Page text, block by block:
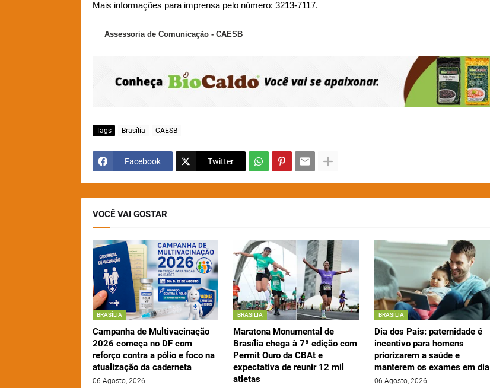
Mais informações para imprensa pelo número: 3213-7117.
Assessoria de Comunicação - CAESB
Tags Brasília CAESB
Facebook Twitter
VOCÊ VAI GOSTAR
BRASÍLIA
Campanha de Multivacinação
2026 começa no DF com
reforço contra a pólio e foco na
atualização da caderneta
06 Agosto, 2026
BRASÍLIA
Maratona Monumental de
Brasília chega à 7ª edição com
Permit Ouro da CBAt e
expectativa de reunir 12 mil
atletas
BRASÍLIA
Dia dos Pais: paternidade é
incentivo para homens
priorizarem a saúde e
manterem os exames em dia
06 Agosto, 2026